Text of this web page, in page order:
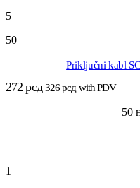
5
50
Priključni kabl
272рсд 326рсдwith PDV
50
1